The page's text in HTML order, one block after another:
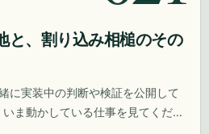
と、割り込み相槌のその
に実装中の判断や検証を公開して
ま動かしている仕事を見てくださ